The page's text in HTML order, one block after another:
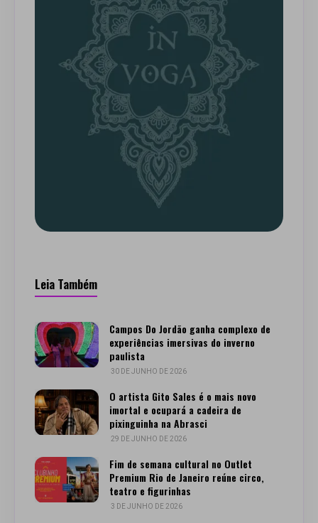
Leia Também
Campos Do Jordão ganha complexo de
experiências imersivas do inverno
paulista
30 DE JUNHO DE 2026
O artista Gito Sales é o mais novo
imortal e ocupará a cadeira de
pixinguinha na Abrasci
29 DE JUNHO DE 2026
Fim de semana cultural no Outlet
Premium Rio de Janeiro reúne circo,
teatro e figurinhas
3 DE JUNHO DE 2026